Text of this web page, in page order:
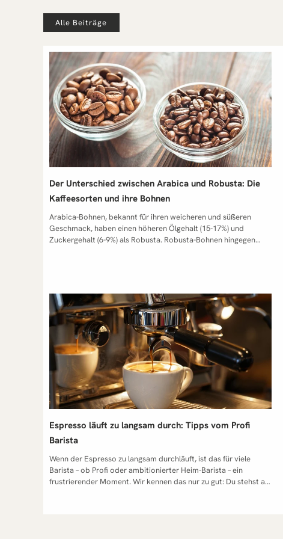
Alle Beiträge
Der Unterschied zwischen Arabica und Robusta: Die
Kaffeesorten und ihre Bohnen
Arabica-Bohnen, bekannt für ihren weicheren und süßeren Geschmack, haben einen höheren Ölgehalt (15-17%) und Zuckergehalt (6-9%) als Robusta. Robusta-Bohnen hingegen bieten einen stärkeren, oft bitteren Geschmack mit höherem Koffeingehalt und gedeihen besser in heißen, niedrigeren Lagen. Arabica beansprucht kühlere, höhere Anbauhöhen und wird wegen seines reichhaltigen Geschmacks geschätzt, während Robusta häufig in Instant-Kaffee und als kostengünstige Alternative in Mischungen verwendet wird. Arabica Robusta Geschmack weicher, süßer und komplexer Geschmack mit fruchtigen und beerigen Noten stärker, oft als bitterbeschrieben mit nussigen oder erdigen Untertönen Koffeingehalt niedrigerer Koffeingehalt höherer Koffeingehalt, macht stärker und bitterer Anbauklima hohe Lagen mit kühlerem Klima (Berghänge) niedrigere, heißere Klimazonen, weniger empfindlich Preis und Verfügbarkeit teurer, qualitativ hochwertiger, anspruchsvollerer Anbau günstiger, oft in Instant-Kaffee und Mischungen als Füllstoff Bohnenform und Größe größer und ovaler kleiner und runder Ölgehalt und Säure höherer Ölgehalt und höhere Säure für reichhaltigeren Geschmack niedrigerer Säuregehalt Geschmack: Arabica-Kaffee wird oft für seinen weicheren, süßeren und komplexeren Geschmack geschätzt, der fruchtige und beerige Noten enthalten kann. Robusta hingegen hat einen stärkeren, oft als bitter beschriebenen Geschmack mit nussigen oder erdigen Untertönen. Koffeingehalt: Robusta-Bohnen enthalten in der Regel mehr Koffein als Arabica-Bohnen. Dies macht Robusta stärker und bitterer im Geschmack und erhöht auch seine natürliche Resistenz gegen Schädlinge. Anbauklima: Arabica-Kaffee wird in höheren Lagen mit kühlerem Klima angebaut, typischerweise an Berghängen. Robusta ist weniger empfindlich und kann in niedrigeren, heißeren Klimazonen wachsen, wo Arabica nicht gedeiht. Preis und Verfügbarkeit: Arabica-Bohnen sind in der Regel teurer als Robusta-Bohnen, da der Anbau anspruchsvoller ist und sie als qualitativ hochwertiger angesehen werden. Robusta wird oft in Instant-Kaffee und als Füllstoff in Kaffeemischungen verwendet, um die Kosten zu senken. Bohnenform und Größe: Arabica-Bohnen sind tendenziell größer und haben eine ovalere Form, während Robusta-Bohnen kleiner und runder sind. Ölgehalt und Säure: Arabica-Bohnen haben einen höheren Ölgehalt und eine höhere Säure, was zu einem reichhaltigeren Geschmack und einer größeren Geschmacksvielfalt führt. Robusta hat in der Regel einen niedrigeren Säuregehalt. Diese Unterschiede führen dazu, dass Arabica und Robusta in unterschiedlichen Kaffeespezialitäten und -mischungen verwendet werden, um bestimmte Geschmacksprofile und Stärken zu erreichen. Weltweit unterscheiden Kaffee-Experten vor allem zwei besonders bedeutende Sorten der Kaffeepflanze: „Arabica“ und „Robusta“. „Coffea Arabica“ und „Coffea Canephora Robusta” gelten als wirtschaftlich wichtigste und außerdem bekannteste Sorten. Insgesamt wird allerdings mehr als doppelt so viel Arabica-Kaffee angebaut wie Robusta-Kaffee. Daneben gibt es natürlich noch einige andere Bohnenarten, doch die sind vergleichsweise selten. Arabica und Robusta sind die zwei Hauptarten von Kaffeebohnen, die heute auf dem Markt erhältlich sind. Aber was unterscheidet sie wirklich voneinander? Arabica VS Robusta: Ein Duell der Kaffeegiganten Kaffee, das Getränk, das von Millionen Menschen weltweit geliebt wird, hat viele Gesichter. Die zwei dominierenden Gesichter in dieser facettenreichen Welt sind Arabica und Robusta. Aber was unterscheidet diese beiden Kaffeesorten, und welche ist die richtige für Sie? Lassen Sie uns in die spannende Welt von Arabica und Robusta Kaffee eintauchen. Arabica Kaffeebohnen sind eher anspruchsvoll Die Arabica-Bohne, oft als die edlere der beiden bezeichnet, hat ihre Wurzeln in Äthiopien. Sie gilt als die älteste bekannte Kaffeebohne und ist heute für etwa 60-70% des weltweiten Kaffeekonsums verantwortlich. Arabica-Kaffeebohnen sind oval geformt und weisen oft eine geschwungene Mitte der Bohne auf. Beim Arabica steht der Geschmack im Vordergrund: Die Bohnen sind bekannt für ihre aromatischen, milden und oft fruchtigen Noten. Er kann Aromen von Beeren, Schokolade oder sogar Wein haben. Doch diese Aromavielfalt hat ihren Preis. Die Arabica-Pflanze ist anfällig für Krankheiten und Schädlinge, was den Anbau herausfordernd macht. Sie bevorzugt Höhenlagen und spezielle Klimabedingungen, die hauptsächlich in Ländern rund um den Äquator gefunden werden können. Robusta Kaffeebohnen haben weniger Ansprüche Im Gegensatz dazu steht die Robusta-Bohne, die rundlicher ist und oft als die „robustere“ der beiden gilt. Ursprünglich aus Westafrika stammend, hat sich die Robusta-Bohne vor allem in Ländern wie Vietnam und Indonesien durchgesetzt. Sie ist weniger anfällig für Krankheiten und kann in tieferen Lagen und in verschiedenen Klimazonen angebaut werden. Geschmacklich ist Robusta erdiger und oft bitterer als Arabica. Viele Kaffeetrinker schätzen jedoch den kräftigen Geschmack des Robusta-Kaffees, insbesondere in Espressomischungen, wo der Robusta-Anteil für eine dichte Crema auf dem Espresso sorgt. Zudem hat die Robusta-Bohne einen höheren Koffeingehalt, was sie bei vielen Menschen beliebt macht, die einen extra Kick am Morgen suchen. In diesem Duell zwischen Arabica und Robusta gibt es keinen klaren Gewinner. Beide haben ihre Stärken und bieten Kaffeeliebhabern auf der ganzen Welt ein einzigartiges Geschmackserlebnis. Unterschiede im Geschmack und Aroma Arabica oder Robusta – worin liegt der Unterschied? Die beiden Kaffeesorten unterscheiden sich auch geschmacklich. Arabica-Bohnen gelten als vielfältiger, weicher, harmonischer, weniger bitter, mild und insgesamt deutlich aromatischer. Arabica enthält viele Kaffeeöle und schmeckt oft fruchtig, süß oder beerig. Den meisten Menschen schmeckt die Sorte gerade hierzulande deshalb besser. Auch seine Bekömmlichkeit trägt dazu bei, dass er als beliebter gilt. Robustas haben im Gegensatz dazu einen besseren Körper. Die Bohnen schmecken bitterer sowie erdig, satt und holzig. Vor allem in Süditalien wird dieser dunkle Geschmack meist vorgezogen. Espressomischungen bestehen in der Regel zu großen Teilen aus Robusta-Kaffee. Zusammen mit Zucker verschmilzt der Geschmack zu einer angenehmen Karamellnote. Durch den geringeren Anteil an Ölen ist die Creme deutlich länger haltbar. Arabica-Kaffee: Arabica-Bohnen sind für ihre feinen und komplexen Aromen bekannt. Beim Arabica können Sie oft fruchtige, nussige oder sogar blumige Noten wahrnehmen. Der Geschmack ist in der Regel milder und weniger bitter als der von Robusta. Ein gut gerösteter Arabica kann Geschmacksnoten von Beeren, Karamell, Schokolade oder sogar Zitrusfrüchten haben. Robusta-Kaffee: Robusta hingegen hat ein kräftigeres und oft erdigeres Aroma. Dieser Kaffee hat weniger Säure als Arabica, was ihn geschmacklich oft bitterer macht. Aufgrund seines starken Geschmacks und seiner dichten Crema wird Robusta oft in Espressomischungen verwendet. Arabica-Kaffee: Arabica-Bohnen sind für ihre feinen und komplexen Aromen bekannt. Beim Arabica können Sie oft fruchtige, nussige oder sogar blumige Noten wahrnehmen. Der Geschmack ist in der Regel milder und weniger bitter als der von Robusta. Es ist diese Vielfalt und Komplexität, die Arabica-Kaffees bei Kaffeekennern so beliebt macht. Ein gut gerösteter Arabica kann Geschmacksnoten von Beeren, Karamell, Schokolade oder sogar Zitrusfrüchten haben. Diese Vielfalt im Geschmack und Aroma macht den Arabica Kaffee zu einer idealen Wahl für diejenigen, die einen sanften und aromatischen Kaffee bevorzugen. Robusta-Kaffee: Robusta hingegen hat ein kräftigeres und oft erdigeres Aroma. Dieser Kaffee hat weniger Säure als Arabica, was ihn geschmacklich oft bitterer macht. Es ist nicht ungewöhnlich, holzige oder rauchige Noten in einem Robusta-Kaffee zu finden. Aufgrund seines starken Geschmacks und seiner dichten Crema wird Robusta oft in Espressomischungen verwendet. Der robuste Charakter dieser Bohnen ergänzt oft den süßen und milden Geschmack von Arabica in diesen Mischungen. Es ist wichtig zu beachten, dass die Röstung ebenfalls eine entscheidende Rolle beim Geschmack des Kaffees spielt. Ein dunkel gerösteter Arabica kann geschmacklich sehr nahe an einen mittel gerösteten Robusta herankommen und umgekehrt. Auch bei der Verarbeitung unterscheiden sich die beiden: Arabica wird häufig im „washed process“ (nass) aufbereitet, was zu mehr Klarheit und Frische führt. Am Ende des Tages sind Geschmack und Aroma subjektiv. Was für den einen Kaffeetrinker himmlisch ist, mag für den anderen zu stark oder zu mild sein. Es ist die Vielfalt von Arabica und Robusta, die es uns ermöglicht, unsere perfekte Tasse Kaffee zu finden und zu genießen. Qualität und Preis beider Kaffeebohnen Arabica-Kaffee:Er wird oft als der qualitativ hochwertigere der beiden angesehen. Dies liegt zum Teil an ihrem feinen Aroma und ihrem komplexen Geschmacksprofil, aber auch an den Anforderungen ihres Anbaus. Der Anbau ist schwieriger und riskanter. Zudem bevorzugen sie spezielle Höhenlagen und Klimabedingungen. All diese Faktoren führen dazu, dass Arabica-Kaffees in der Regel teurer sind als Robusta-Kaffees. Es ist jedoch wichtig zu beachten, dass es auch innerhalb der Arabica-Sorten erhebliche Qualitäts- und Preisunterschiede geben kann, je nach Anbaugebiet, Röstung und Verarbeitung. Arabica-Bohnen sind teurer in der Produktion, da sie empfindlicher sind und spezifischere Anbaubedingungen erfordern. Dies spiegelt sich oft in höheren Preisen für Endverbraucher wider. Sie machen etwa 60-70% des weltweiten Kaffeemarktes aus. Robusta-Kaffee:Die Robusta-Bohne ist in der Regel günstiger. Dies liegt zum Teil an den geringeren Anbaukosten. Robusta-Pflanzen sind widerstandsfähiger gegen Krankheiten und Schädlinge und können in einer breiteren Palette von Klima- und Höhenlagen angebaut werden. Dies reduziert die Risiken und Kosten des Anbaus
Espresso läuft zu langsam durch: Tipps vom Profi
Barista
Wenn der Espresso zu langsam durchläuft, ist das für viele Barista – ob Profi oder ambitionierter Heim-Barista – ein frustrierender Moment. Wir kennen das nur zu gut: Du stehst an der Espressomaschine, hast die Espressobohnen frisch gemahlen, den Siebträger sorgfältig eingesetzt, den Tamper präzise angesetzt – und trotzdem zieht sich die Durchlaufzeit endlos in die Länge. Dabei geht es nicht nur um Geduld, sondern vor allem um die perfekte Extraktion, die entscheidet, ob der Espresso schmeckt wie ein guter Espresso oder ob er im schlimmsten Fall ungleichmäßig, bitter oder sogar wässrig wird. In diesem Artikel teilen wir unsere Erfahrungen aus unzähligen Stunden an der Siebträgermaschine – von den typischen Fehlerquellen über feine Mahlgrad-Anpassungen bis hin zur Wahl der richtigen Mühle. Wir zeigen dir, aus der Praxis und mit einer Leidenschaft für Kaffee, wie du Schritt für Schritt herausfindest, woran es liegt, dass der Espresso zu langsam läuft – und wie du es ab sofort vermeiden kannst. Häufige Ursachen, wenn der Espresso in der Espressomaschine zu langsam läuft Es gibt eine Handvoll Hauptfaktoren, die wir in unserer Arbeit immer wieder sehen, wenn ein Espresso läuft wie eine Schnecke: falscher Mahlgrad, zu fein gemahlenes Kaffeepulver, zu hohe Kaffeemenge, falsch gepresster Siebträger oder eine unpassende Mühle. Jeder dieser Punkte beeinflusst den Wasserfluss und damit die Kontaktzeit zwischen Wasser und Kaffee – und somit auch das Endergebnis in der Tasse. Wie beeinflusst der Mahlgrad den Durchfluss? Der Mahlgrad ist einer der wichtigsten Hebel bei der Espressozubereitung. Ist der Mahlgrad feiner als nötig, wird der Kaffee stärker komprimiert, das Wasser hat es schwerer, hindurchzufließen – der Espresso läuft zu langsam. Ist der Mahlgrad gröber, passiert oft das Gegenteil: Espresso läuft zu schnell, es kommt zu einer Unterextraktion mit wässrigem Geschmack und blasser, heller Crema. Aus unserer Erfahrung: Ein richtiger Mahlgrad wird nicht nur nach Gefühl eingestellt, sondern in Kombination mit Durchlaufzeit und Geschmack überprüft. Wir empfehlen, den Mahlgrad in kleinen Schritten anzupassen, um den perfekten Espresso zu treffen. Liegt es an der Kaffeemenge oder am falsch gepressten Siebträger? Nicht nur der Mahlgrad, auch die Kaffeemenge kann entscheidend sein. Zu viel Pulver im Sieb führt dazu, dass der Siebträger gepresst wurde und das Wasser kaum fließt – das Resultat: überextrahierter Espresso, der oft bitter schmeckt. Zu wenig Pulver dagegen kann dazu führen, dass der Espresso läuft zu schnell oder sogar wässrig wird. Auch das Tampen spielt eine große Rolle: Der Anpressdruck sollte konstant sein. Ein zu stark gepresster Puck erhöht den Widerstand, ein zu schwach getamperter sorgt für Channeling und ungleichmäßige Extraktion. Wir achten darauf, dass das Kaffeepulver gleichmäßig verteilt ist, bevor wir es tampern – so verhindern wir, dass das Wasser unregelmäßig fließt. Warum zu fein gemahlenes Kaffeepulver den Espresso bremst Wenn das Kaffeepulver zu fein gemahlen wird, verstopfen die winzigen Partikel das Sieb – und plötzlich beträgt die Durchlaufzeit nicht mehr 25 Sekunden, sondern 40 oder mehr. Das führt fast immer zu einer Überextraktion: Bitterer Geschmack, schwere Aromen und ein Espresso, der eher an Medizin erinnert. Hier hilft nur eines: Den Mahlgrad feiner stellen ist manchmal richtig – aber in diesem Fall musst du den Mahlgrad gröber einstellen, um wieder eine perfekte Extraktion zu erreichen. Wir raten dazu, die Einstellung an der Espressomühle schrittweise zu ändern, bis der Fluss harmonisch und gleichmäßig ist. Kann die Mühle den entscheidenden Unterschied machen? Oh ja! Wir haben schon oft erlebt, dass der Wechsel von einer günstigen Mühle zu einer präzisen Espressomühle plötzlich alle Probleme löst. Eine gute Mühle mahlt nicht nur konstant, sondern ermöglicht dir, den Mahlgrad des Kaffees sehr fein zu justieren. Billigere Modelle erzeugen oft ein ungleichmäßiges Mahlbild mit feinen und groben Partikeln gleichzeitig – das führt zu Channeling und unberechenbaren Durchlaufzeiten. Wenn du wirklich ernsthaft Espresso brühen willst, ist eine hochwertige Mühle die beste Investition, um den eigentlichen Espresso zuzubereiten, den du dir wünschst. Wenn die Espresso-Extraktion scheitert – Typische Fehler und ihre Behebung Manchmal läuft alles nach Plan – und doch schmeckt der Espresso nicht so, wie er sollte. Die Espresso-Extraktion ist ein empfindlicher Prozess: Mahlgrad, Kaffeemenge, Anpressdruck und Brühtemperatur müssen perfekt zusammenspielen. Läuft nur einer dieser Faktoren aus dem Ruder, scheitert die Espresso-Extraktion. Hier sind die häufigsten Fehler, die wir in der Praxis sehen – und wie du sie vermeidest. Was ist Unterextraktion und wie erkenne ich sie? Eine Unterextraktion bedeutet, dass das Wasser zu schnell durch das Kaffeepulver fließt und nicht genug Aromen aus den Espressobohnen löst. Das passiert oft, wenn der Mahlgrad gröber ist als nötig oder die Kaffeemenge zu gering ist. Auch ein zu schwach getamperter Puck oder Channeling können den Effekt verstärken. Erkennungsmerkmale: Espresso läuft zu schnell (unter 20 Sekunden) Wässriger Geschmack ohne Tiefe Helle Crema statt dichter, goldbrauner Oberfläche Flache oder saure Geschmacksnoten Unsere Empfehlung: Den Mahlgrad feiner stellen, die Kaffeemenge erhöhen und den Anpressdruck gleichmäßig ausführen, damit die Kontaktzeit zwischen Wasser und Kaffee bei ca. 25 Sekunden liegt. Überextraktion: Wenn der Espresso bitter schmeckt Die Überextraktion ist das Gegenteil der Unterextraktion – hier läuft der Espresso zu langsam durch und das Wasser löst zu viele Bitterstoffe. Ursachen können ein zu fein gemahlenes Pulver, zu viel Kaffeemenge im Siebträger oder ein zu starker Anpressdruck sein. Auch eine hohe Brühtemperatur verstärkt diesen Effekt. Typische Anzeichen: Bitterer Geschmack und trockener Nachhall Dunkle, fast verbrannte Crema Lange Durchlaufzeit über 30 Sekunden Schwere, manchmal unangenehme Aromen Lösung: Mahlgrad gröber einstellen, weniger Pulver verwenden und auf einen Brühdruck von 9 Bar achten. Channeling vermeiden – gleichmäßiger Wasserfluss im Sieb Channeling entsteht, wenn das Wasser ungleichmäßig durch den Puck fließt – oft durch Hohlräume oder ungleichmäßiges Tampern. Die Folge: Teile des Kaffees sind überextrahiert, andere unterextrahiert – der Espresso wird ungleichmäßig im Geschmack. So vermeidest du Channeling: Kaffeepulver gleichmäßig ins Sieb füllen Vor dem Tampen leicht rütteln oder verteilen Den Tamper gerade ansetzen und konstanten Druck ausüben Siebträger sofort nach dem Tampern in die Siebträgermaschine einsetzen Wir haben in der Praxis gesehen: Schon 2–3 mm Schieflage beim Tampern können den Wasserfluss so stark beeinflussen, dass der Espresso ungenießbar wird. Espresso schmeckt wässrig oder bitter – woran liegt’s? Wenn der Espresso wässrig schmeckt, liegt das oft an Unterextraktion, zu grobem Mahlgrad oder zu geringer Kaffeemenge. Wenn er hingegen bitter ist, handelt es sich fast immer um Überextraktion, falschen Mahlgrad oder zu lange Durchlaufzeit. Eine schnelle Diagnose-Checkliste: Problem Mögliche Ursache Lösungsempfehlung Wässriger Geschmack Mahlgrad zu grob, zu wenig Pulver Mahlgrad feiner stellen, Kaffeemenge erhöhen Bitterer Geschmack Mahlgrad zu fein, zu viel Pulver, zu lange Extraktion Mahlgrad gröber, weniger Pulver verwenden Crema zu hell Unterextraktion, falscher Mahlgrad Richtigen Mahlgrad einstellen Ungleichmäßiger Fluss Channeling, schief getampert Gleichmäßig tampern, Pulver verteilen Unser Tipp aus Erfahrung: Notiere dir jede Anpassung an der Mühle und beobachte, wie sich der Espresso-Bezug verändert. So findest du schnell den Sweet Spot für deinen perfekten Espresso. Unsere besten Espressobohnen Channeling verhindern für die perfekte Extraktion Channeling gehört zu den größten Feinden einer konstant hohen Espressoqualität. Wir haben es schon in unzähligen Barista-Trainings erlebt: Optisch sieht der Bezug gut aus, doch im Inneren des Pucks bahnt sich das Wasser den leichtesten Weg – und damit entstehen Kanäle, durch die es zu schnell fließt. Das Ergebnis: Teile des Kaffees sind unterextrahiert, andere überextrahiert. Die perfekte Extraktion bleibt aus, der Espresso schmeckt unausgewogen, manchmal sogar wässrig oder bitter. Um Channeling zu vermeiden, sind vor allem gleichmäßiges Tampern, eine saubere Verteilung des Kaffeepulvers und die Wahl des richtigen Siebes entscheidend. Warum ein gleichmäßig getamperter Puck entscheidend ist Ein ungleichmäßig getamperter Puck ist der Hauptgrund für Channeling. Wenn der Siebträger gepresst wurde und dabei der Tamper schief angesetzt war, fließt das Wasser ungleichmäßig durch das Kaffeepulver. Aus unserer Erfahrung: Selbst kleine Abweichungen von wenigen Millimetern beim Tampen können bewirken, dass das Wasser läuft wie es will – und nicht gleichmäßig extrahiert. Ein gleichmäßiger Druck sorgt dafür, dass der Puck überall die gleiche Dichte hat, was den Espresso-Bezug stabilisiert und die Crema verbessert. Anpressdruck und Tamper-Technik – wie stark sollte man tampen? Der Anpressdruck ist ein Balanceakt. Zu schwach – und das Wasser läuft zu schnell durch, es kommt zu Unterextraktion. Zu stark – und der Espresso läuft zu langsam, was zu Überextraktion und bitterem Geschmack führen kann. Wir empfehlen einen Druck von etwa 15–20 kg – gleichmäßig und kontrolliert. Dabei den Tamper immer gerade ansetzen, das Handgelenk stabil halten und den Druck nicht ruckartig, sondern in einer fließenden Bewegung ausüben. So bleibt der Puck stabil, und du minimierst das Risiko von Channeling. Kaffeepulver gleichmäßig verteilen, bevor es gepresst wird Bevor du zum Tampern ansetzt, sollte das Kaffeepulver gleichmäßig im Sieb verteilt sein. Das verhindert Hohlräume, die beim Bezug zu unkontrollierten Wasserwegen führen. Unsere bewährte Routine: Pulver in den Siebträger dosieren Leicht rütteln oder mit einem Distribution Tool v